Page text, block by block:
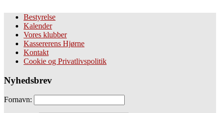
Bestyrelse
Kalender
Vores klubber
Kassererens Hjørne
Kontakt
Cookie og Privatlivspolitik
Nyhedsbrev
Fornavn: